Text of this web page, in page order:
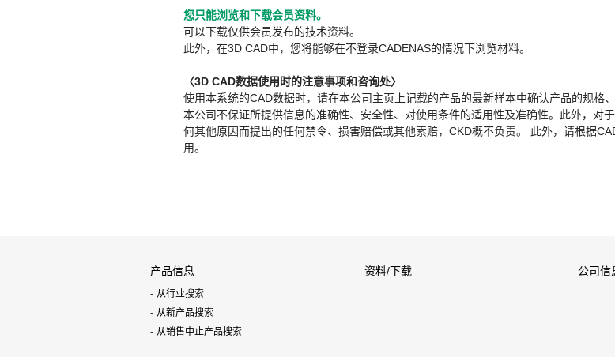
您只能浏览和下载会员资料。
可以下载仅供会员发布的技术资料。
此外，在3D CAD中，您将能够在不登录CADENAS的情况下浏览材料。
〈3D CAD数据使用时的注意事项和咨询处〉
使用本系统的CAD数据时，请在本公司主页上记载的产品的最新样本中确认产品的规格
本公司不保证所提供信息的准确性、安全性、对使用条件的适用性及准确性。此外，对
何其他原因而提出的任何禁令、损害赔偿或其他索赔，CKD概不负责。 此外，请根据
用。
产品信息
从行业搜索
从新产品搜索
从销售中止产品搜索
资料/下载 公司信